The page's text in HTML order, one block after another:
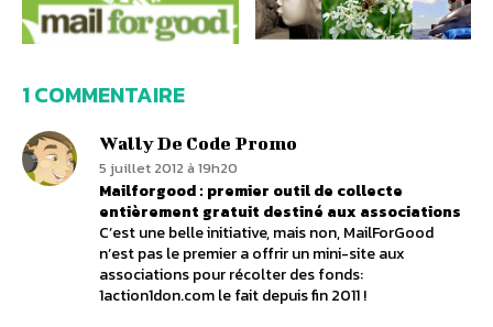
1 COMMENTAIRE
Wally De Code Promo
5 juillet 2012 à 19h20
Mailforgood : premier outil de collecte
entièrement gratuit destiné aux associations
C’est une belle initiative, mais non, MailForGood
n’est pas le premier a offrir un mini-site aux
associations pour récolter des fonds:
1action1don.com le fait depuis fin 2011 !